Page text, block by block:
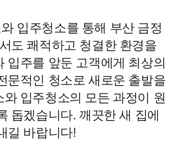
입주청소를 통해 부산 금정
도 쾌적하고 청결한 환경을
입주를 앞둔 고객에게 최상의
문적인 청소로 새로운 출발을
입주청소의 모든 과정이 원
돕겠습니다. 깨끗한 새 집에
길 바랍니다!